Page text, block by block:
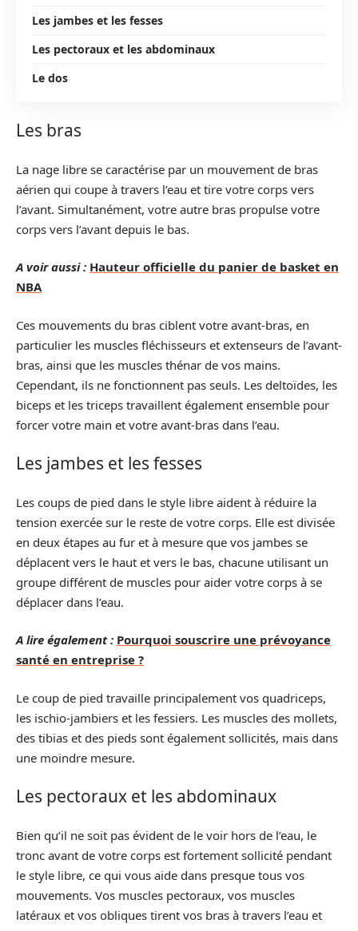
Les jambes et les fesses
Les pectoraux et les abdominaux
Le dos
Les bras
La nage libre se caractérise par un mouvement de bras
aérien qui coupe à travers l’eau et tire votre corps vers
l’avant. Simultanément, votre autre bras propulse votre
corps vers l’avant depuis le bas.
A voir aussi : Hauteur officielle du panier de basket en
NBA
Ces mouvements du bras ciblent votre avant-bras, en
particulier les muscles fléchisseurs et extenseurs de l’avant-
bras, ainsi que les muscles thénar de vos mains.
Cependant, ils ne fonctionnent pas seuls. Les deltoïdes, les
biceps et les triceps travaillent également ensemble pour
forcer votre main et votre avant-bras dans l’eau.
Les jambes et les fesses
Les coups de pied dans le style libre aident à réduire la
tension exercée sur le reste de votre corps. Elle est divisée
en deux étapes au fur et à mesure que vos jambes se
déplacent vers le haut et vers le bas, chacune utilisant un
groupe différent de muscles pour aider votre corps à se
déplacer dans l’eau.
A lire également : Pourquoi souscrire une prévoyance
santé en entreprise ?
Le coup de pied travaille principalement vos quadriceps,
les ischio-jambiers et les fessiers. Les muscles des mollets,
des tibias et des pieds sont également sollicités, mais dans
une moindre mesure.
Les pectoraux et les abdominaux
Bien qu’il ne soit pas évident de le voir hors de l’eau, le
tronc avant de votre corps est fortement sollicité pendant
le style libre, ce qui vous aide dans presque tous vos
mouvements. Vos muscles pectoraux, vos muscles
latéraux et vos obliques tirent vos bras à travers l’eau et